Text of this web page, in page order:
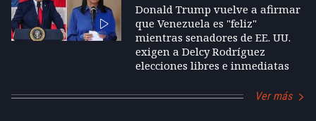
Donald Trump vuelve a afirmar
que Venezuela es "feliz"
mientras senadores de EE. UU.
exigen a Delcy Rodríguez
elecciones libres e inmediatas
Ver más